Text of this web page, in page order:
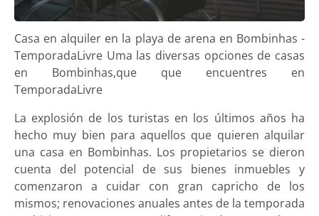
Casa en alquiler en la playa de arena en Bombinhas -
TemporadaLivre Uma las diversas opciones de casas
en Bombinhas,que que encuentres en
TemporadaLivre
La explosión de los turistas en los últimos años ha
hecho muy bien para aquellos que quieren alquilar
una casa en Bombinhas. Los propietarios se dieron
cuenta del potencial de sus bienes inmuebles y
comenzaron a cuidar con gran capricho de los
mismos; renovaciones anuales antes de la temporada